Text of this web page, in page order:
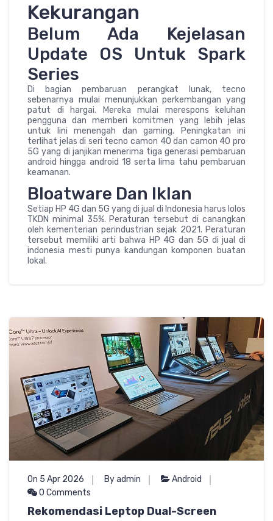
Kekurangan
Belum Ada Kejelasan
Update OS Untuk Spark
Series
Di bagian pembaruan perangkat lunak, tecno
sebenarnya mulai menunjukkan perkembangan yang
patut di hargai. Mereka mulai merespons keluhan
pengguna dan memberi komitmen yang lebih jelas
untuk lini menengah dan gaming. Peningkatan ini
terlihat jelas di seri tecno camon 40 dan camon 40 pro
5G yang di janjikan menerima tiga generasi pembaruan
android hingga android 18 serta lima tahu pembaruan
keamanan.
Bloatware Dan Iklan
Setiap HP 4G dan 5G yang di jual di Indonesia harus lolos
TKDN minimal 35%. Peraturan tersebut di canangkan
oleh kementerian perindustrian sejak 2021. Peraturan
tersebut memiliki arti bahwa HP 4G dan 5G di jual di
indonesia mesti punya kandungan komponen buatan
lokal.
On 5 Apr 2026 By admin
Android
0 Comments
Rekomendasi Leptop Dual-Screen